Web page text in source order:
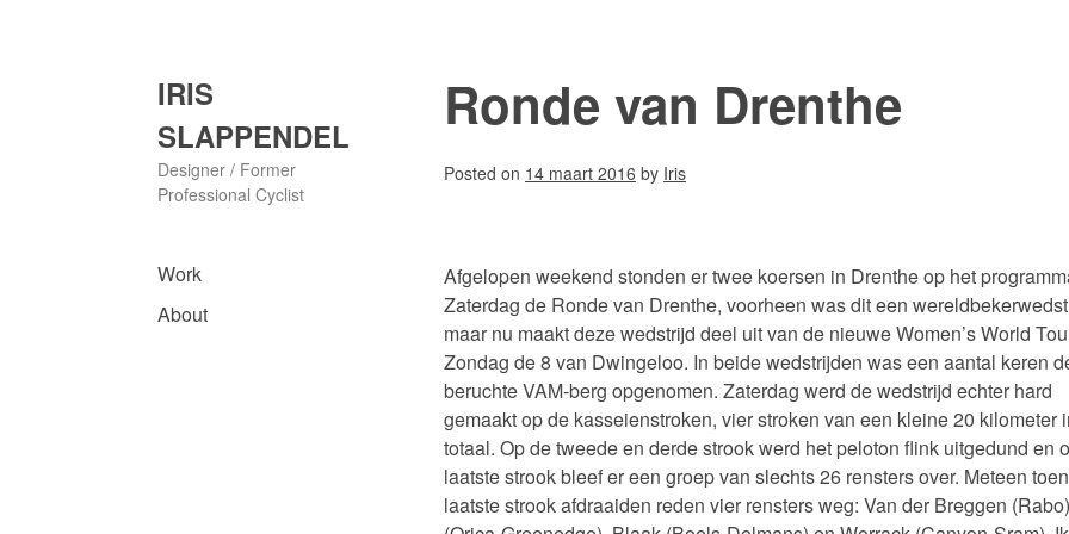
IRIS
SLAPPENDEL
Designer / Former
Professional Cyclist
Work
About
Ronde van Drenthe
Posted on 14 maart 2016 by Iris
Afgelopen weekend stonden er twee koersen in Drenthe op het
Zaterdag de Ronde van Drenthe, voorheen was dit een
maar nu maakt deze wedstrijd deel uit van de nieuwe Women’s World
Zondag de 8 van Dwingeloo. In beide wedstrijden was een aantal keren
beruchte VAM-berg opgenomen. Zaterdag werd de wedstrijd echter hard
gemaakt op de kasseienstroken, vier stroken van een kleine 20 kilometer
totaal. Op de tweede en derde strook werd het peloton flink uitgedund en
laatste strook bleef er een groep van slechts 26 rensters over. Meteen
laatste strook afdraaiden reden vier rensters weg: Van der Breggen